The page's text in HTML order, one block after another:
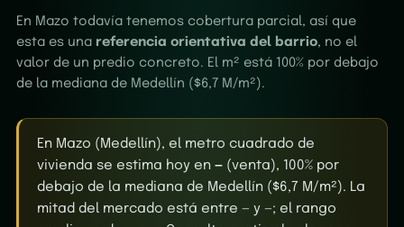
En Mazo todavía tenemos cobertura parcial, así que
esta es una referencia orientativa del barrio, no el
valor de un predio concreto. El m² está 100% por debajo
de la mediana de Medellín ($6,7 M/m²).
En Mazo (Medellín), el metro cuadrado de
vivienda se estima hoy en — (venta), 100% por
debajo de la mediana de Medellín ($6,7 M/m²). La
mitad del mercado está entre — y —; el rango